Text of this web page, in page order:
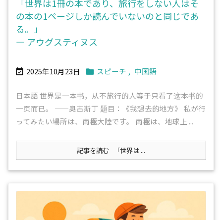
「世界は1冊の本であり、旅行をしない人はそ
の本の1ページしか読んでいないのと同じであ
る。」
― アウグスティヌス
 2025年10月23日  スピーチ , 中国語
日本語 ‌世界是一本书，从不旅行的人等于只看了这本书的
一页而已。‌ ——奥古斯丁 题目：《我想去的地方》 私が行
ってみたい場所は、南極大陸です。 南極は、地球上 ...
記事を読む 「世界は ...